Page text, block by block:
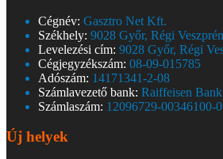
Cégnév: Gasztro Net Kft.
Székhely: 9028 Győr, Régi
Levelezési cím: 9028 Győr, Régi
Cégjegyzékszám: 08-09-015785
Adószám: 14171341-2-08
Számlavezető bank: Raiffeisen Bank
Számlaszám: 12096729-00346100-
Új helyek